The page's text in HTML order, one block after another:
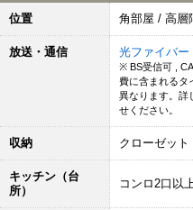
位置 角部屋 / 高層
放送・通信 光ファイバー
※ BS受信可 ,
費に含まれるタ
異なります。詳
せください。
収納 クローゼッ
キッチン（台
所）
コンロ2口以